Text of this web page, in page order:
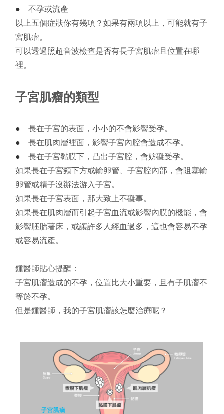
●不孕或流產
以上五個症狀你有幾項？如果有兩項以上，可能就有子
宮肌瘤。
可以透過照超音波檢查是否有長子宮肌瘤且位置在哪
裡。
子宮肌瘤的類型
●長在子宮的表面，小小的不會影響受孕。
●長在肌肉層裡面，影響子宮內腔會造成不孕。
●長在子宮黏膜下，凸出子宮腔，會妨礙受孕。
如果長在子宮頸下方或輸卵管、子宮腔內部，會阻塞輸
卵管或精子沒辦法游入子宮。
如果長在子宮表面，那大致上不礙事。
如果長在肌肉層而引起子宮血流或影響內膜的機能，會
影響胚胎著床，或讓許多人經血過多，這也會容易不孕
或容易流產。
鍾醫師貼心提醒：
子宮肌瘤造成的不孕，位置比大小重要，且有子肌瘤不
等於不孕。
但是鍾醫師，我的子宮肌瘤該怎麼治療呢？